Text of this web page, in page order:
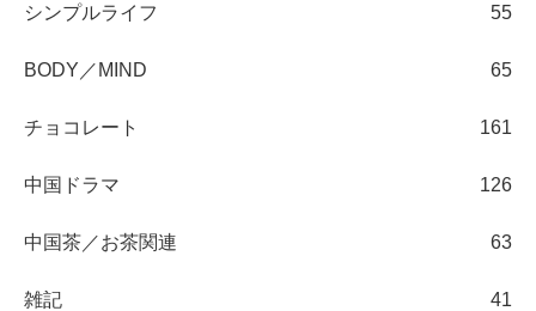
シンプルライフ 55
BODY／MIND 65
チョコレート 161
中国ドラマ 126
中国茶／お茶関連 63
雑記 41